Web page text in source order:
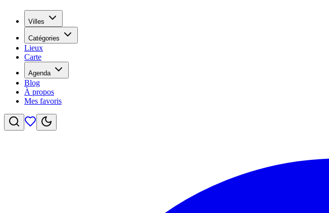
Villes
Catégories
Lieux
Carte
Agenda
Blog
À propos
Mes favoris